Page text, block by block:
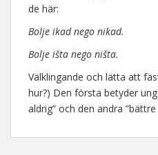
de här:
Bolje ikad nego nikad.
Bolje išta nego ništa.
Välklingande och lätta att
hur?) Den första betyder
aldrig” och den andra